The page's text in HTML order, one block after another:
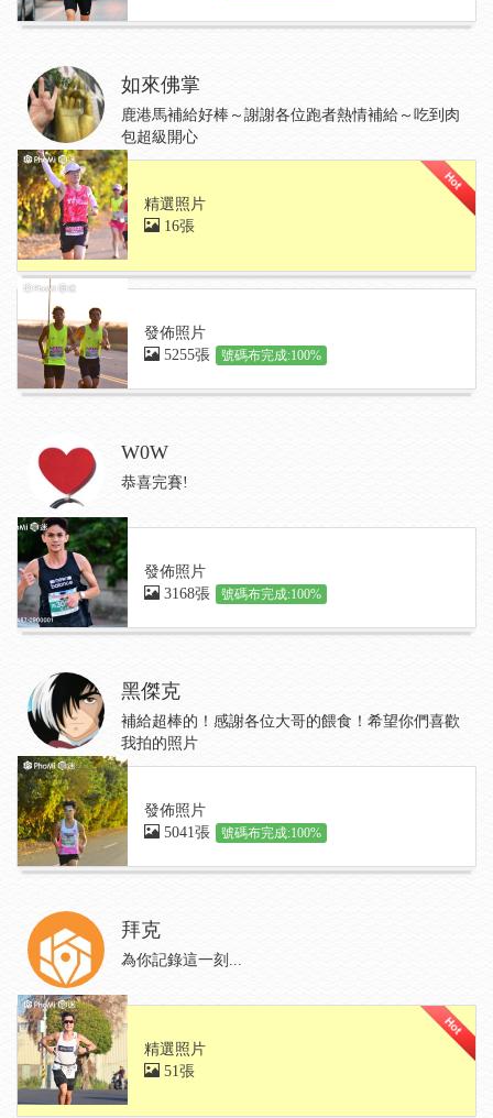
如來佛掌
鹿港馬補給好棒～謝謝各位跑者熱情補給～吃到肉
包超級開心
精選照片
16張
發佈照片
5255張
號碼布完成:100%
W0W
恭喜完賽!
發佈照片
3168張
號碼布完成:100%
黑傑克
補給超棒的！感謝各位大哥的餵食！希望你們喜歡
我拍的照片
發佈照片
5041張
號碼布完成:100%
拜克
為你記錄這一刻...
精選照片
51張